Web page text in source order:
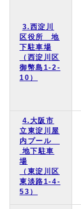
3.西淀川
区役所 地
下駐車場
（西淀川区
御幣島1-2-
10）
4.大阪市
立東淀川屋
内プール
地下駐車
場
（東淀川区
東淡路1-4-
53）